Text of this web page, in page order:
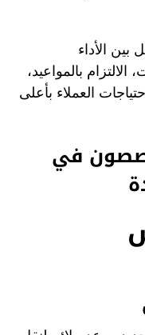
بين الأداء
بالمواعيد،
العملاء بأعلى
في